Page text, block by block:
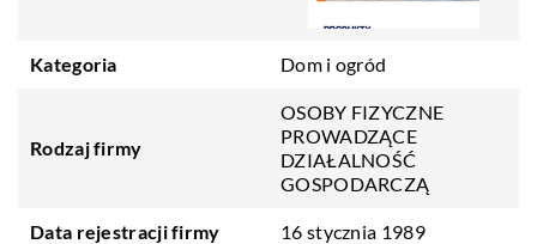
Kategoria Dom i ogród
Rodzaj firmy
OSOBY FIZYCZNE
PROWADZĄCE
DZIAŁALNOŚĆ
GOSPODARCZĄ
Data rejestracji firmy 16 stycznia 1989